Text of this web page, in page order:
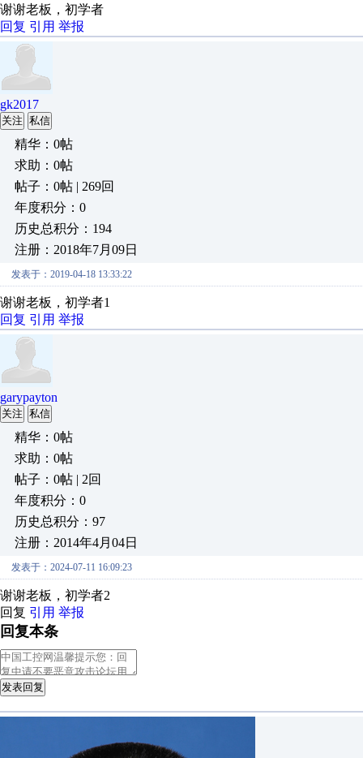
谢谢老板，初学者
回复 引用 举报
gk2017
关注 私信
精华：0帖
求助：0帖
帖子：0帖 | 269回
年度积分：0
历史总积分：194
注册：2018年7月09日
发表于：2019-04-18 13:33:22
谢谢老板，初学者1
回复 引用 举报
garypayton
关注 私信
精华：0帖
求助：0帖
帖子：0帖 | 2回
年度积分：0
历史总积分：97
注册：2014年4月04日
发表于：2024-07-11 16:09:23
谢谢老板，初学者2
回复 引用 举报
回复本条
发表回复